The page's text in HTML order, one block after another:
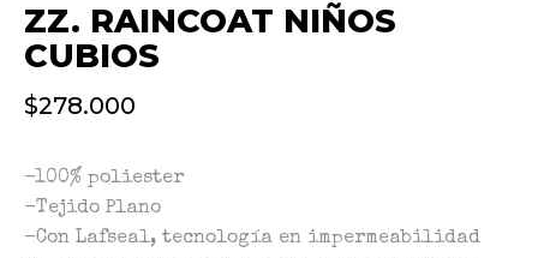
ZZ. RAINCOAT NIÑOS
CUBIOS
$278.000
-100% poliester
-Tejido Plano
-Con Lafseal, tecnología en impermeabilidad